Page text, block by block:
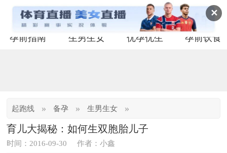
✕
孕前指南 生男生女 优孕优生 孕前饮食
起跑线 » 备孕 » 生男生女 »
育儿大揭秘：如何生双胞胎儿子
时间：2016-09-30 作者：小鑫